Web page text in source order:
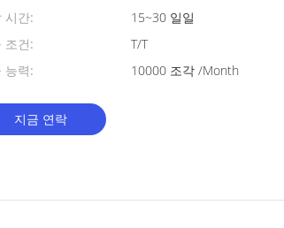
시간:
15~30 일일
조건:
T/T
능력:
10000 조각 /Month
지금 연락